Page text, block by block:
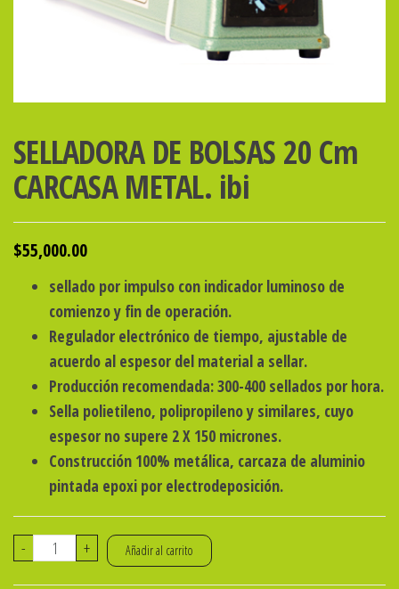
SELLADORA DE BOLSAS 20 Cm
CARCASA METAL. ibi
$55,000.00
sellado por impulso con indicador luminoso de
comienzo y fin de operación.
Regulador electrónico de tiempo, ajustable de
acuerdo al espesor del material a sellar.
Producción recomendada: 300-400 sellados por hora.
Sella polietileno, polipropileno y similares, cuyo
espesor no supere 2 X 150 micrones.
Construcción 100% metálica, carcaza de aluminio
pintada epoxi por electrodeposición.
-
SELLADORA
+ Añadir al carrito